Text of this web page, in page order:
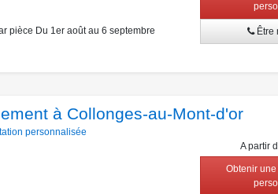
pièce Du 1er août au 6 septembre
Être
à Collonges-au-Mont-d'or
personnalisée
A partir
Obtenir